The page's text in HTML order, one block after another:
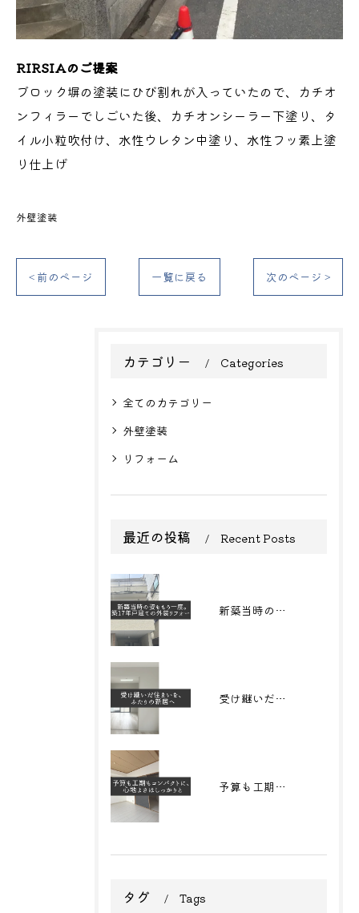
RIRSIAのご提案
ブロック塀の塗装にひび割れが入っていたので、カチオ
ンフィラーでしごいた後、カチオンシーラー下塗り、タ
イル小粒吹付け、水性ウレタン中塗り、水性フッ素上塗
り仕上げ
外壁塗装
< 前のページ 一覧に戻る 次のページ >
カテゴリー Categories
全てのカテゴリー
外壁塗装
リフォーム
最近の投稿 Recent Posts
新築当時の姿をもう一度。築17年戸建ての外装リフォーム
受け継いだ住まいを、 ふたりの新居へ
予算も工期もコンパクトに、心地よさはしっかりと
タグ Tags